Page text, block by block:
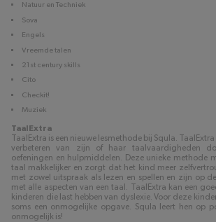
Natuur en Techniek
Sova
Engels
Vreemde talen
21st century skills
Cito
Checkit!
Muziek
TaalExtra
TaalExtra is een nieuwe lesmethode bij Squla.
verbeteren van zijn of haar taalvaardigheden
oefeningen en hulpmiddelen. Deze unieke methode
taal makkelijker en zorgt dat het kind meer
met zowel uitspraak als lezen en spellen en zijn op
met alle aspecten van een taal. TaalExtra kan een
kinderen die last hebben van dyslexie. Voor deze
soms een onmogelijke opgave. Squla leert hen op
onmogelijk is!